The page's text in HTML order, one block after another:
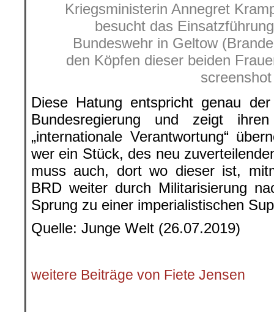
Kriegsministerin Annegret
besucht das
Bundeswehr in Geltow
den Köpfen dieser beiden
screenshot
Diese Hatung entspricht genau der
Bundesregierung und zeigt
„internationale Verantwortung“
wer ein Stück, des neu
muss auch, dort wo dieser ist,
BRD weiter durch Militarisierung
Sprung zu einer imperialistischen
Quelle: Junge Welt (26.07.2019)
weitere Beiträge von Fiete Jensen